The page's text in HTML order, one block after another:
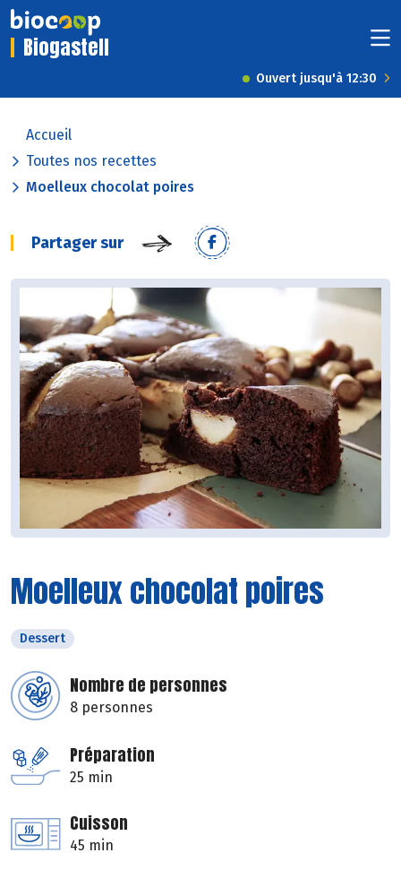
Biogastell
Ouvert jusqu'à 12:30
Accueil
Toutes nos recettes
Moelleux chocolat poires
Partager sur
Moelleux chocolat poires
Dessert
Nombre de personnes
8 personnes
Préparation
25 min
Cuisson
45 min